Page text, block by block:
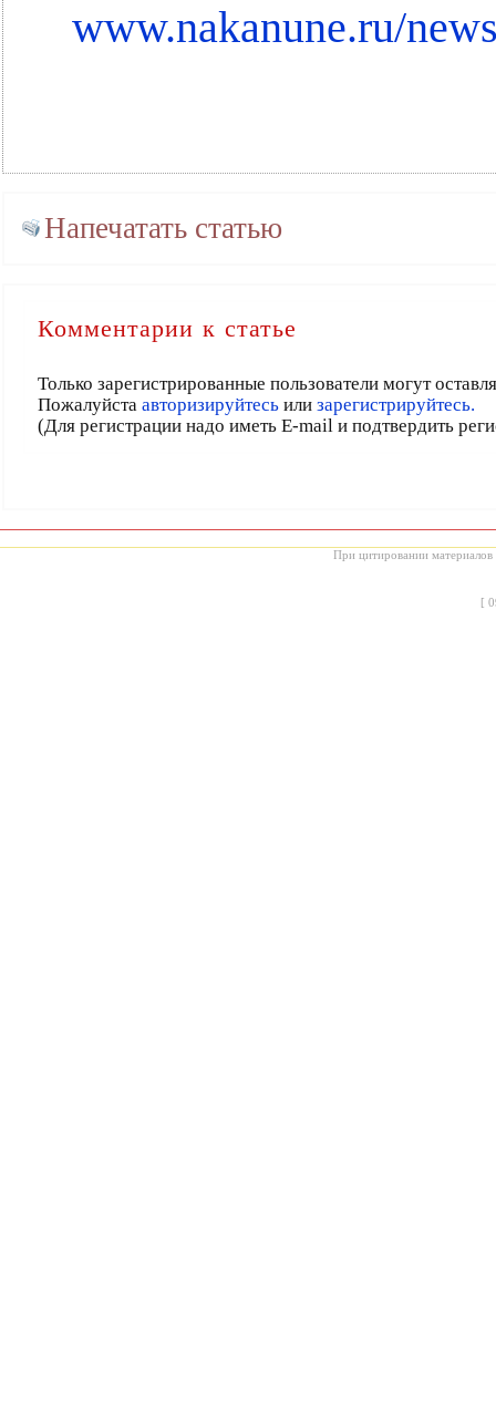
www.nakanune.ru/
Напечатать статью
Комментарии к статье
Только зарегистрированные пользователи могут
Пожалуйста авторизируйтесь или зарегистрируйтесь.
(Для регистрации надо иметь E-mail и подтвердить
При цитировании материалов
[